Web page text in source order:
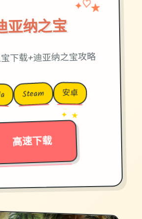
亚纳之宝
✦ ♡ ★
下载+迪亚纳之宝攻略
Steam 安卓
高速下载
→
✦ ★